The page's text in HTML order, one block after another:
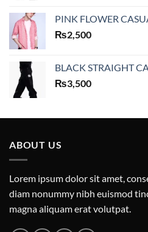
PINK FLOWER
₨2,500
BLACK STRAIGHT
₨3,500
ABOUT US
Lorem ipsum dolor sit amet,
diam nonummy nibh euismod
magna aliquam erat volutpat.